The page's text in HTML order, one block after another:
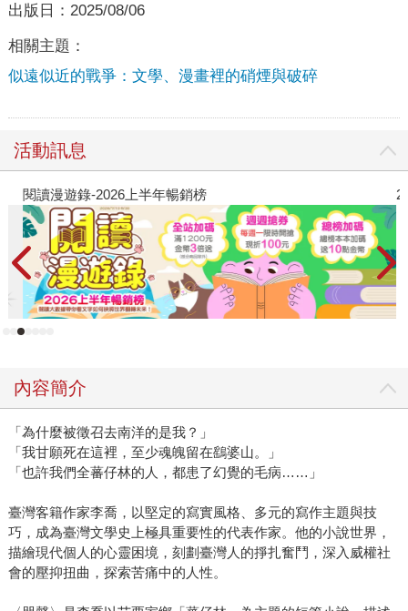
出版日： 2025/08/06
相關主題：
似遠似近的戰爭：文學、漫畫裡的硝煙與破碎
活動訊息
閱讀漫遊錄-2026上半年暢銷榜
內容簡介
「為什麼被徵召去南洋的是我？」
「我甘願死在這裡，至少魂魄留在鷂婆山。」
「也許我們全蕃仔林的人，都患了幻覺的毛病……」
臺灣客籍作家李喬，以堅定的寫實風格、多元的寫作主題與技
巧，成為臺灣文學史上極具重要性的代表作家。他的小說世界，
描繪現代個人的心靈困境，刻劃臺灣人的掙扎奮鬥，深入威權社
會的壓抑扭曲，探索苦痛中的人性。